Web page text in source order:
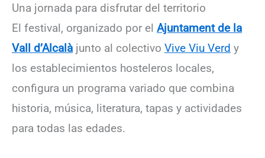
Una jornada para disfrutar del territorio
El festival, organizado por el Ajuntament de la
Vall d’Alcalà junto al colectivo Vive Viu Verd y
los establecimientos hosteleros locales,
configura un programa variado que combina
historia, música, literatura, tapas y actividades
para todas las edades.